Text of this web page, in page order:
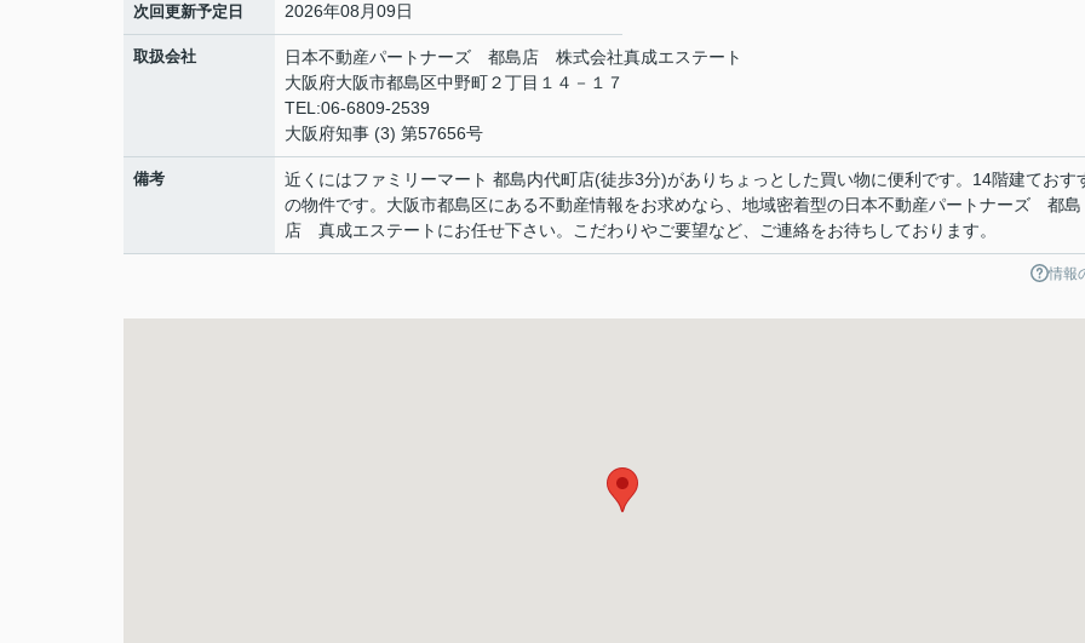
次回更新予定日 2026年08月09日
取扱会社
日本不動産パートナーズ 都島店 株式会社真成エステート
大阪府大阪市都島区中野町２丁目１４－１７
TEL:06-6809-2539
大阪府知事 (3) 第57656号
備考
近くにはファミリーマート 都島内代町店(徒歩3分)がありちょっとした買い物に便利です。14階建ておす
の物件です。大阪市都島区にある不動産情報をお求めなら、地域密着型の日本不動産パートナーズ 都島
店 真成エステートにお任せ下さい。こだわりやご要望など、ご連絡をお待ちしております。
情報